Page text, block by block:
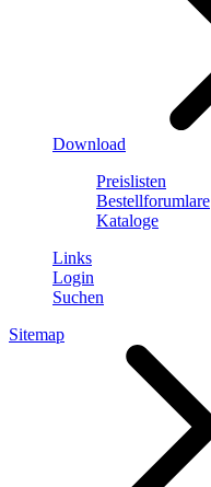
Download
Preislisten
Bestellforumlare
Kataloge
Links
Login
Suchen
Sitemap